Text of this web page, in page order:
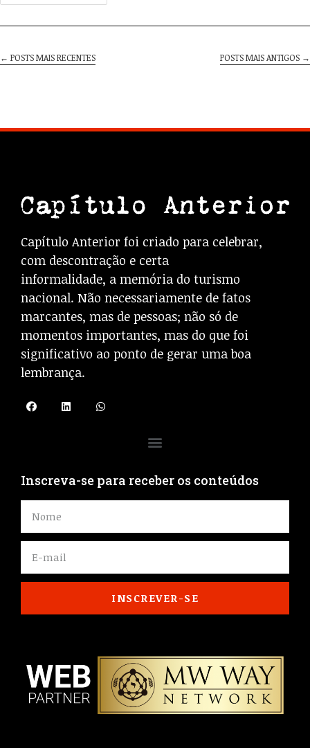
← POSTS MAIS RECENTES POSTS MAIS ANTIGOS →
Capítulo Anterior foi criado para celebrar,
com descontração e certa
informalidade, a memória do turismo
nacional. Não necessariamente de fatos
marcantes, mas de pessoas; não só de
momentos importantes, mas do que foi
significativo ao ponto de gerar uma boa
lembrança.
Inscreva-se para receber os conteúdos
INSCREVER-SE